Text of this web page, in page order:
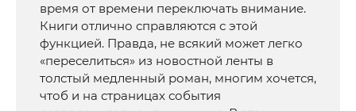
время от времени переключать внимание.
Книги отлично справляются с этой
функцией. Правда, не всякий может легко
«переселиться» из новостной ленты в
толстый медленный роман, многим хочется,
чтоб и на страницах события